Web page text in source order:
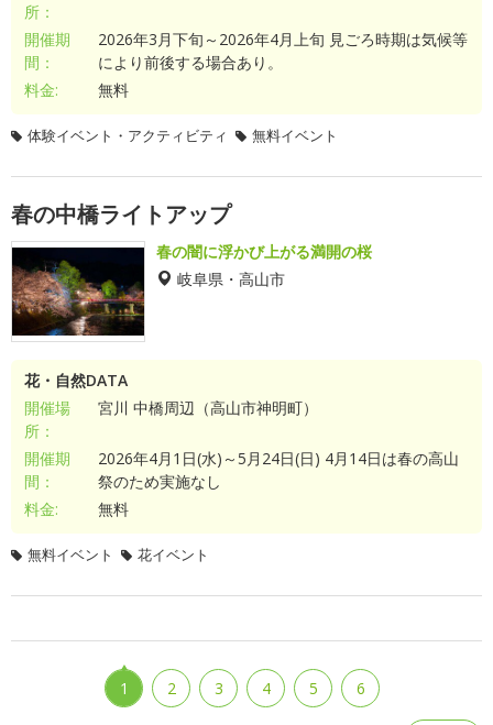
所：
開催期
間：
2026年3月下旬～2026年4月上旬 見ごろ時期は気候等
により前後する場合あり。
料金:
無料
体験イベント・アクティビティ 無料イベント
春の中橋ライトアップ
春の闇に浮かび上がる満開の桜
岐阜県・高山市
花・自然DATA
開催場
所：
宮川 中橋周辺（高山市神明町）
開催期
間：
2026年4月1日(水)～5月24日(日) 4月14日は春の高山
祭のため実施なし
料金:
無料
無料イベント 花イベント
1 2 3 4 5 6